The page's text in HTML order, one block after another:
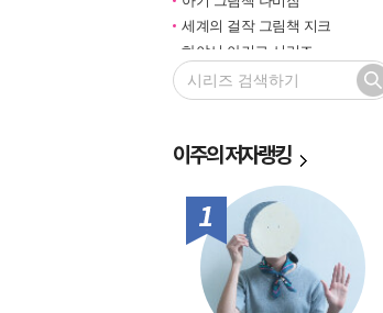
세계의 걸작 그림책 지크
하야시 아키코 시리즈
길벗 기적의 학습법
마루벌의 좋은 그림책
민들레 그림책
비룡소 창작그림책
전통문화 그림책 솔거나라
베틀북 그림책
그림책은 내 친구
미래그림책
이주의저자랭킹
1위